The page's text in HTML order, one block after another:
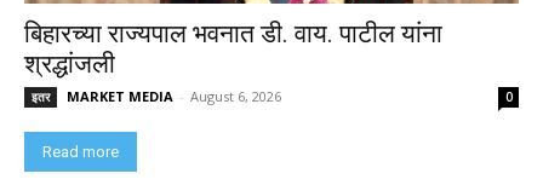
बिहारच्या राज्यपाल भवनात डी. वाय. पाटील यांना
श्रद्धांजली
इतर MARKET MEDIA - August 6, 2026 0
Read more